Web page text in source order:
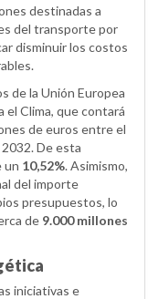
destinadas a
del transporte por
disminuir los costos
de la Unión Europea
el Clima, que contará
de euros entre el
De esta
un 10,52%. Asimismo,
del importe
presupuestos, lo
de 9.000 millones
iniciativas e